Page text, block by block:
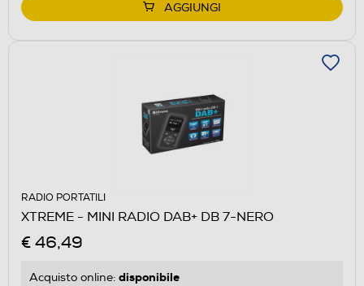
AGGIUNGI
RADIO PORTATILI
XTREME - MINI RADIO DAB+ DB 7-NERO
€ 46,49
Acquisto online: disponibile